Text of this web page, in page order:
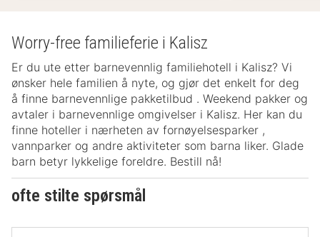
Worry-free familieferie i Kalisz
Er du ute etter barnevennlig familiehotell i Kalisz? Vi
ønsker hele familien å nyte, og gjør det enkelt for deg
å finne barnevennlige pakketilbud . Weekend pakker og
avtaler i barnevennlige omgivelser i Kalisz. Her kan du
finne hoteller i nærheten av fornøyelsesparker ,
vannparker og andre aktiviteter som barna liker. Glade
barn betyr lykkelige foreldre. Bestill nå!
ofte stilte spørsmål